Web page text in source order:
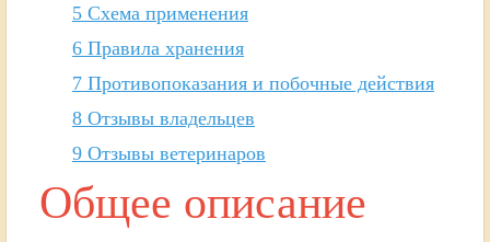
5 Схема применения
6 Правила хранения
7 Противопоказания и побочные действия
8 Отзывы владельцев
9 Отзывы ветеринаров
Общее описание